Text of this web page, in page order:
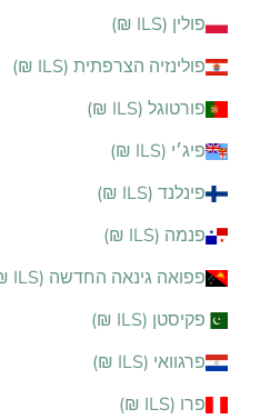
פולין (ILS ₪)
פולינזיה הצרפתית (ILS ₪)
פורטוגל (ILS ₪)
פיג׳י (ILS ₪)
פינלנד (ILS ₪)
פנמה (ILS ₪)
פפואה גינאה החדשה (ILS ₪)
פקיסטן (ILS ₪)
פרגוואי (ILS ₪)
פרו (ILS ₪)